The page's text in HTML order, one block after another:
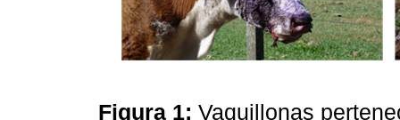
Figura 1: Vaquillonas